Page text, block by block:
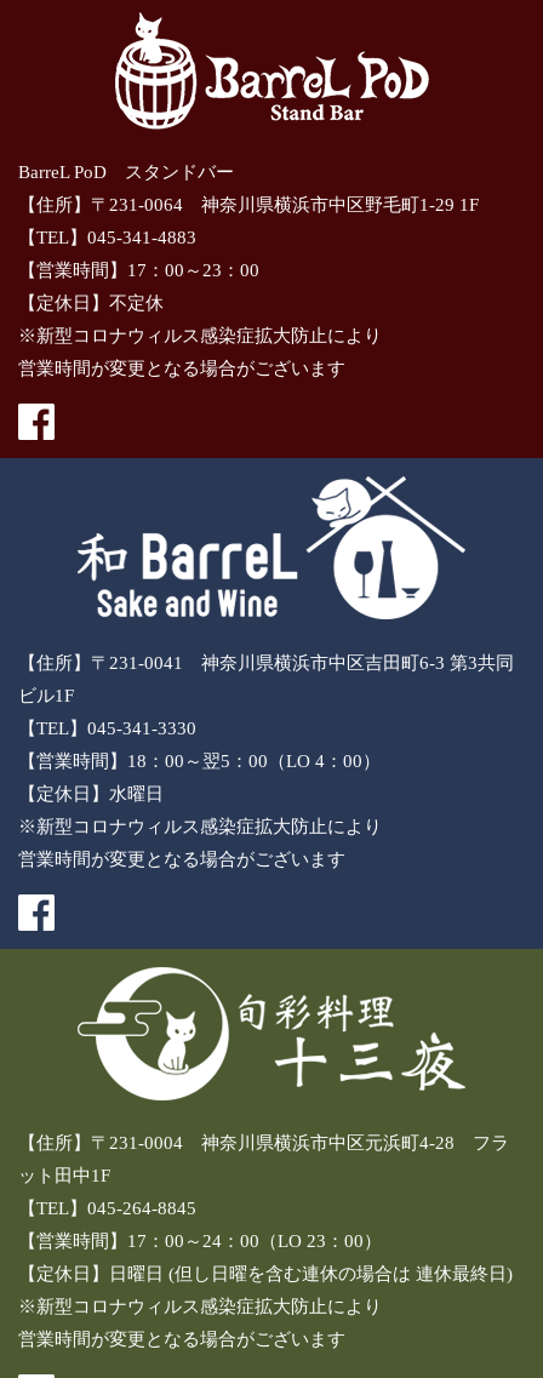
BarreL PoD スタンドバー
【住所】〒231-0064 神奈川県横浜市中区野毛町1-29 1F
【TEL】045-341-4883
【営業時間】17：00～23：00
【定休日】不定休
※新型コロナウィルス感染症拡大防止により
営業時間が変更となる場合がございます
【住所】〒231-0041 神奈川県横浜市中区吉田町6-3 第3共同
ビル1F
【TEL】045-341-3330
【営業時間】18：00～翌5：00（LO 4：00）
【定休日】水曜日
※新型コロナウィルス感染症拡大防止により
営業時間が変更となる場合がございます
【住所】〒231-0004 神奈川県横浜市中区元浜町4-28 フラ
ット田中1F
【TEL】045-264-8845
【営業時間】17：00～24：00（LO 23：00）
【定休日】日曜日 (但し日曜を含む連休の場合は 連休最終日)
※新型コロナウィルス感染症拡大防止により
営業時間が変更となる場合がございます